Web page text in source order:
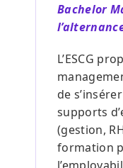
Bachelor
L’ESCG
de
supports
(gestion,
formation